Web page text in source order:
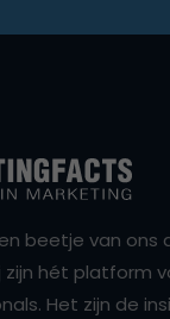
beetje van ons
zijn hét platform
Het zijn de